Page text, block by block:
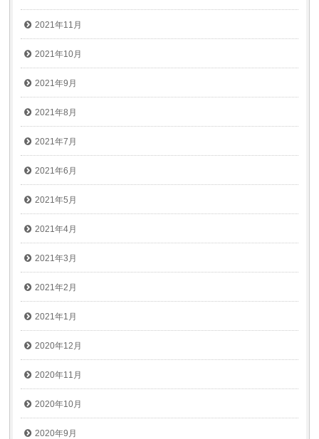
2021年11月
2021年10月
2021年9月
2021年8月
2021年7月
2021年6月
2021年5月
2021年4月
2021年3月
2021年2月
2021年1月
2020年12月
2020年11月
2020年10月
2020年9月